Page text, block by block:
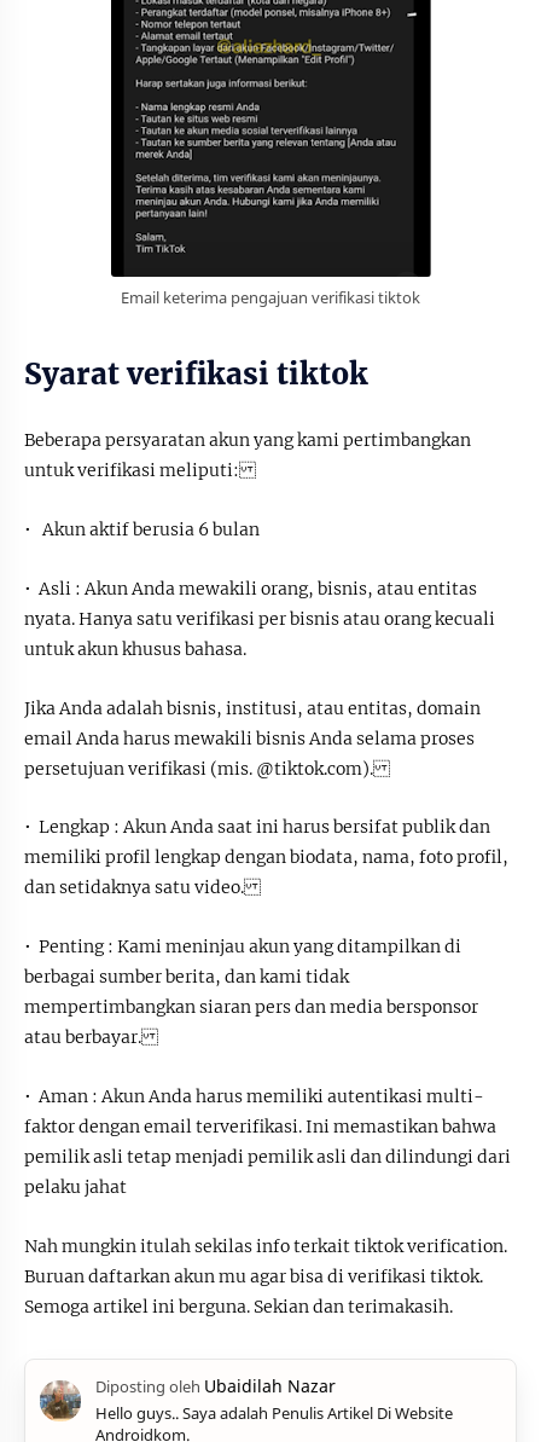
Email keterima pengajuan verifikasi tiktok
Syarat verifikasi tiktok
Beberapa persyaratan akun yang kami pertimbangkan
untuk verifikasi meliputi:
• Akun aktif berusia 6 bulan
• Asli : Akun Anda mewakili orang, bisnis, atau entitas
nyata. Hanya satu verifikasi per bisnis atau orang kecuali
untuk akun khusus bahasa.
Jika Anda adalah bisnis, institusi, atau entitas, domain
email Anda harus mewakili bisnis Anda selama proses
persetujuan verifikasi (mis. @tiktok.com).
• Lengkap : Akun Anda saat ini harus bersifat publik dan
memiliki profil lengkap dengan biodata, nama, foto profil,
dan setidaknya satu video.
• Penting : Kami meninjau akun yang ditampilkan di
berbagai sumber berita, dan kami tidak
mempertimbangkan siaran pers dan media bersponsor
atau berbayar.
• Aman : Akun Anda harus memiliki autentikasi multi-
faktor dengan email terverifikasi. Ini memastikan bahwa
pemilik asli tetap menjadi pemilik asli dan dilindungi dari
pelaku jahat
Nah mungkin itulah sekilas info terkait tiktok verification.
Buruan daftarkan akun mu agar bisa di verifikasi tiktok.
Semoga artikel ini berguna. Sekian dan terimakasih.
Hello guys.. Saya adalah Penulis Artikel Di Website
Androidkom.